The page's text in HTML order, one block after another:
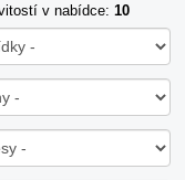
v nabídce: 10